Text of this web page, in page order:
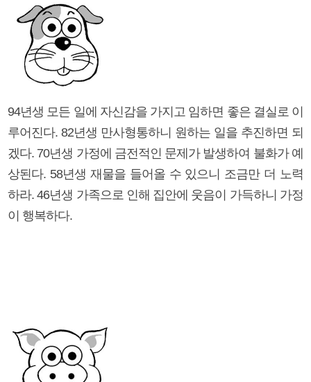
94년생 모든 일에 자신감을 가지고 임하면 좋은 결실로 이
루어진다. 82년생 만사형통하니 원하는 일을 추진하면 되
겠다. 70년생 가정에 금전적인 문제가 발생하여 불화가 예
상된다. 58년생 재물을 들어올 수 있으니 조금만 더 노력
하라. 46년생 가족으로 인해 집안에 웃음이 가득하니 가정
이 행복하다.